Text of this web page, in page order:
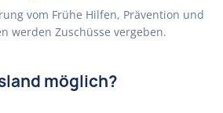
vom Frühe Hilfen, Prävention und
werden Zuschüsse vergeben.
möglich?